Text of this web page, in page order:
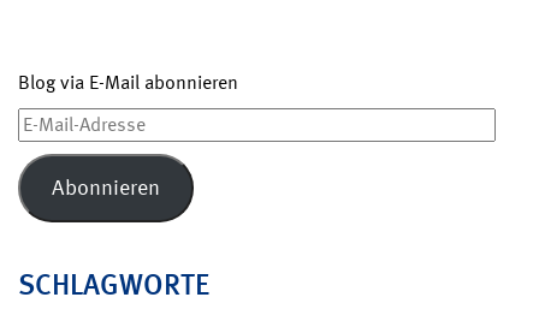
Blog via E-Mail abonnieren
E-
Mail-
Adresse
Abonnieren
SCHLAGWORTE